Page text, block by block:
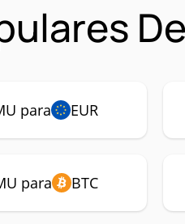
para EUR
para BTC